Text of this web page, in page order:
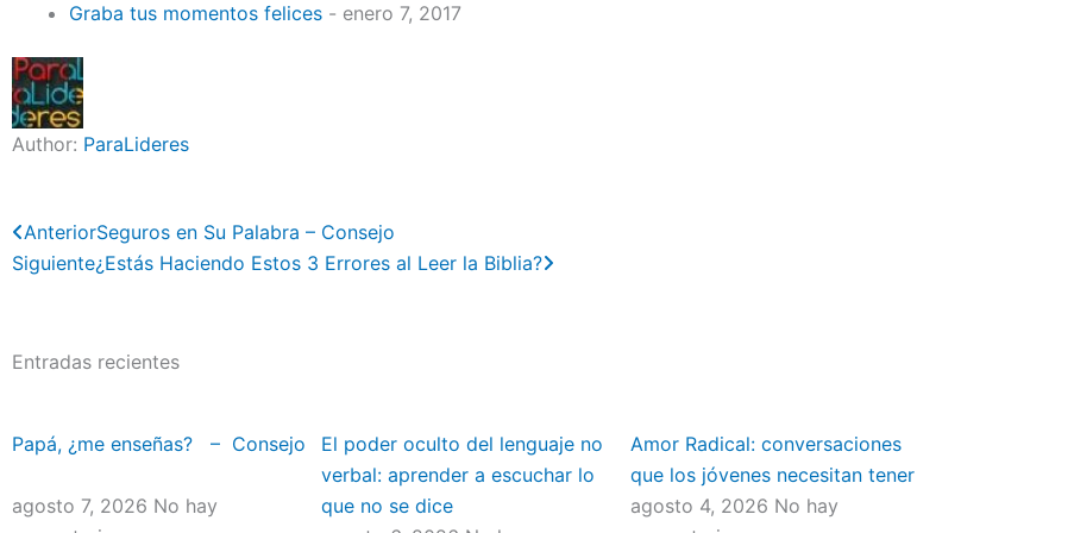
Graba tus momentos felices - enero 7, 2017
Author: ParaLideres
Previo
AnteriorSeguros en Su Palabra – Consejo
Siguiente¿Estás Haciendo Estos 3 Errores al Leer la Biblia?
Entradas recientes
Papá, ¿me enseñas? – Consejo
agosto 7, 2026 No hay
El poder oculto del lenguaje no
verbal: aprender a escuchar lo
que no se dice
Amor Radical: conversaciones
que los jóvenes necesitan tener
agosto 4, 2026 No hay